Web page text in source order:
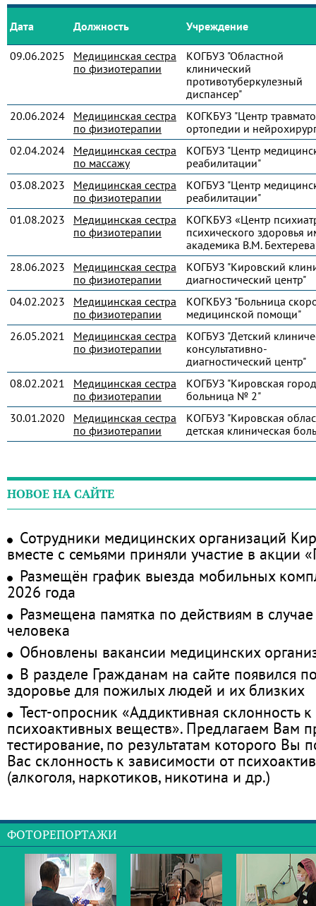
Дата Должность Учреждение
09.06.2025
Медицинская сестра
по физиотерапии
КОГБУЗ "Областной
клинический
противотуберкулезный
диспансер"
20.06.2024
Медицинская сестра
по физиотерапии
КОГКБУЗ "Центр
ортопедии и
02.04.2024
Медицинская сестра
по массажу
КОГБУЗ "Центр
реабилитации"
03.08.2023
Медицинская сестра
по физиотерапии
КОГБУЗ "Центр
реабилитации"
01.08.2023
Медицинская сестра
по физиотерапии
КОГКБУЗ «Центр
психического здоровья
академика В.М.
28.06.2023
Медицинская сестра
по физиотерапии
КОГБУЗ "Кировский
диагностический центр"
04.02.2023
Медицинская сестра
по физиотерапии
КОГКБУЗ "Больница
медицинской помощи"
26.05.2021
Медицинская сестра
по физиотерапии
КОГБУЗ "Детский
консультативно-
диагностический центр"
08.02.2021
Медицинская сестра
по физиотерапии
КОГБУЗ "Кировская
больница № 2"
30.01.2020
Медицинская сестра
по физиотерапии
КОГБУЗ "Кировская
детская клиническая
НОВОЕ НА САЙТЕ
Сотрудники медицинских организаций
вместе с семьями приняли участие в акции
Размещён график выезда мобильных
2026 года
Размещена памятка по действиям в
человека
Обновлены вакансии медицинских
В разделе Гражданам на сайте появился
здоровье для пожилых людей и их близких
Тест-опросник «Аддиктивная склонность
психоактивных веществ». Предлагаем Вам
тестирование, по результатам которого Вы
Вас склонность к зависимости от
(алкоголя, наркотиков, никотина и др.)
ФОТОРЕПОРТАЖИ